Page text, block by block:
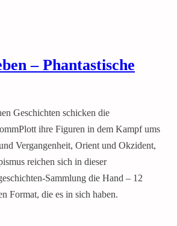
– Phantastische
Geschichten schicken die
ihre Figuren in dem Kampf ums
Vergangenheit, Orient und Okzident,
reichen sich in dieser
Sammlung die Hand – 12
Format, die es in sich haben.